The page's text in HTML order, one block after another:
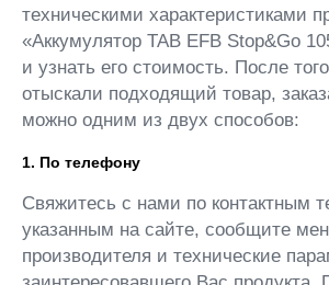
техническими характеристиками
«Аккумулятор TAB EFB Stop&Go
и узнать его стоимость. После
отыскали подходящий товар,
можно одним из двух способов:
1. По телефону
Свяжитесь с нами по контактным
указанным на сайте, сообщите
производителя и технические